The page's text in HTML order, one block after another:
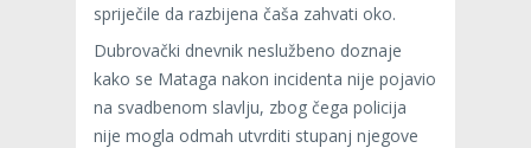
spriječile da razbijena čaša zahvati oko.
Dubrovački dnevnik neslužbeno doznaje
kako se Mataga nakon incidenta nije pojavio
na svadbenom slavlju, zbog čega policija
nije mogla odmah utvrditi stupanj njegove